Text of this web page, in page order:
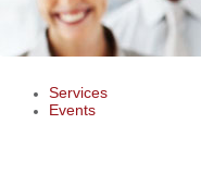
Services
Events